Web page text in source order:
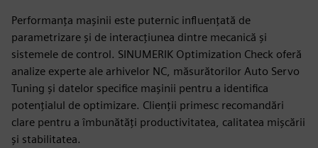
Performanța mașinii este puternic influențată de
parametrizare și de interacțiunea dintre mecanică și
sistemele de control. SINUMERIK Optimization Check oferă
analize experte ale arhivelor NC, măsurătorilor Auto Servo
Tuning și datelor specifice mașinii pentru a identifica
potențialul de optimizare. Clienții primesc recomandări
clare pentru a îmbunătăți productivitatea, calitatea mișcării
și stabilitatea.